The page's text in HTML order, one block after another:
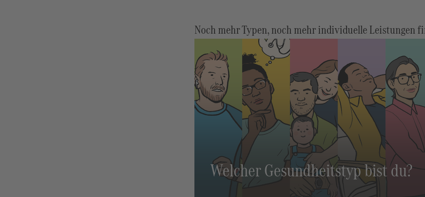
Noch mehr Typen, noch mehr individuelle Leistungen
Welcher Gesundheitstyp bist du?